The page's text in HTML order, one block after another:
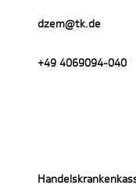
dzem@tk.de
+49 4069094-040